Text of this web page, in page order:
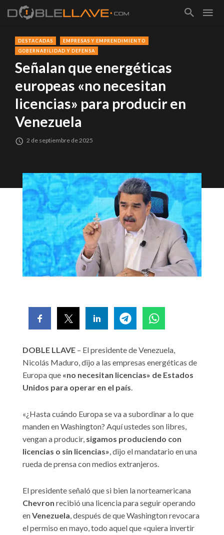
DESTACADAS
EMPRESAS Y EMPRENDIMIENTO
GOBERNABILIDAD Y DEFENSA
Señalan que energéticas
europeas «no necesitan
licencias» para producir en
Venezuela
2 de septiembre de 2025
DOBLE LLAVE – El presidente de Venezuela,
Nicolás Maduro, dijo a las empresas energéticas de
Europa que «no necesitan licencias» de Estados
Unidos para operar en el país.
«¿Hasta cuándo Europa se va a subordinar a lo que
manden en Washington? Aquí ustedes son libres,
vengan a producir, sigamos produciendo con
licencias o sin licencias», dijo el mandatario en una
rueda de prensa con medios extranjeros.
El presidente señaló que si bien la norteamericana
Chevron recibió una licencia para seguir operando
enVenezuela, después de que Washington revocara
el permiso en mayo, todo aquel que «quiera invertir